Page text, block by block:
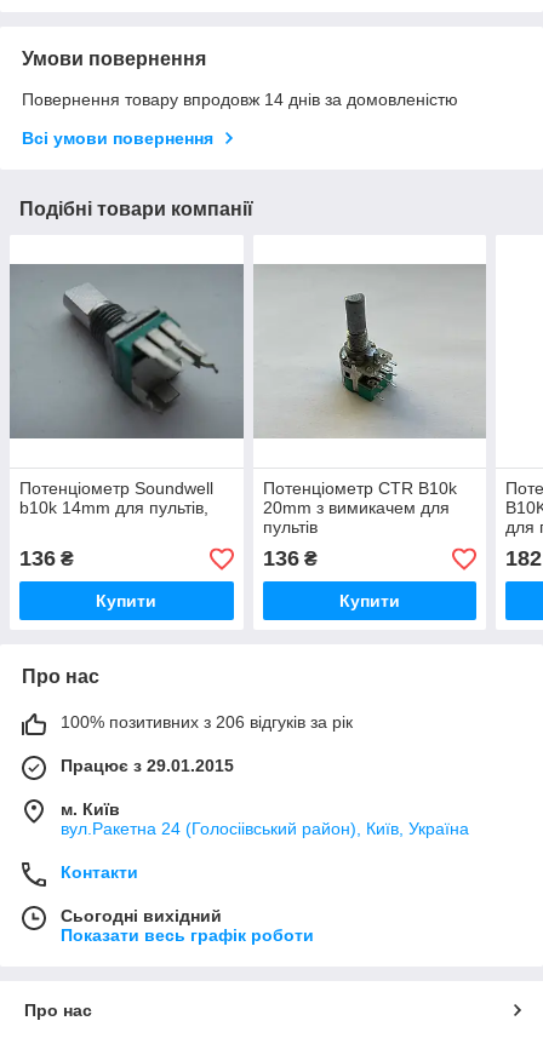
Умови повернення
Повернення товару впродовж 14 днів за домовленістю
Всі умови повернення
Подібні товари компанії
Потенціометр Soundwell
b10k 14mm для пультів,
136 ₴
Купити
Потенціометр CTR B10k
20mm з вимикачем для
пультів
136₴
Купити
для
182
Про нас
100% позитивних з 206 відгуків за рік
Працює з 29.01.2015
м. Київ
вул.Ракетна 24 (Голосіівський район), Київ, Україна
Контакти
Сьогодні вихідний
Показати весь графік роботи
Про нас